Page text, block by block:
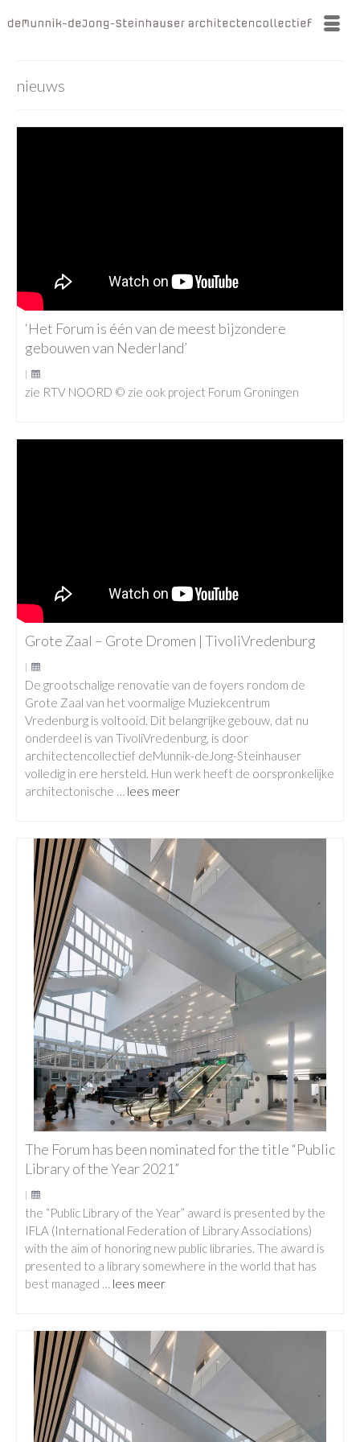
nieuws
‘Het Forum is één van de meest bijzondere
gebouwen van Nederland’
zie RTV NOORD © zie ook project Forum Groningen
Grote Zaal – Grote Dromen | TivoliVredenburg
De grootschalige renovatie van de foyers rondom de
Grote Zaal van het voormalige Muziekcentrum
Vredenburg is voltooid. Dit belangrijke gebouw, dat nu
onderdeel is van TivoliVredenburg, is door
architectencollectief deMunnik-deJong-Steinhauser
volledig in ere hersteld. Hun werk heeft de oorspronkelijke
architectonische … lees meer
The Forum has been nominated for the title “Public
Library of the Year 2021”
|
the “Public Library of the Year” award is presented by the
IFLA (International Federation of Library Associations)
with the aim of honoring new public libraries. The award is
presented to a library somewhere in the world that has
best managed … lees meer